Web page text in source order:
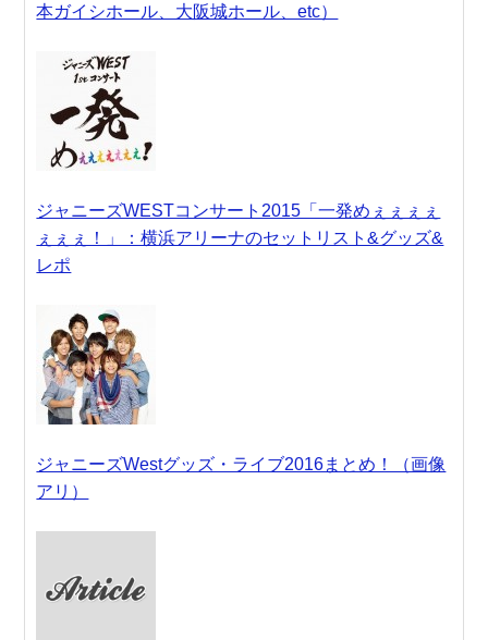
本ガイシホール、大阪城ホール、etc）
ジャニーズWESTコンサート2015「一発めぇぇぇぇ
ぇぇぇ！」：横浜アリーナのセットリスト&グッズ&
レポ
ジャニーズWestグッズ・ライブ2016まとめ！（画像
アリ）